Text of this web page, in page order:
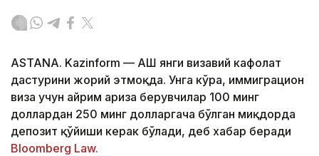
ASTANA. Kazinform — АҚШ янги визавий кафолат
дастурини жорий этмоқда. Унга кўра, иммиграцион
виза учун айрим ариза берувчилар 100 минг
доллардан 250 минг долларгача бўлган миқдорда
депозит қўйиши керак бўлади, деб хабар беради
Bloomberg Law.